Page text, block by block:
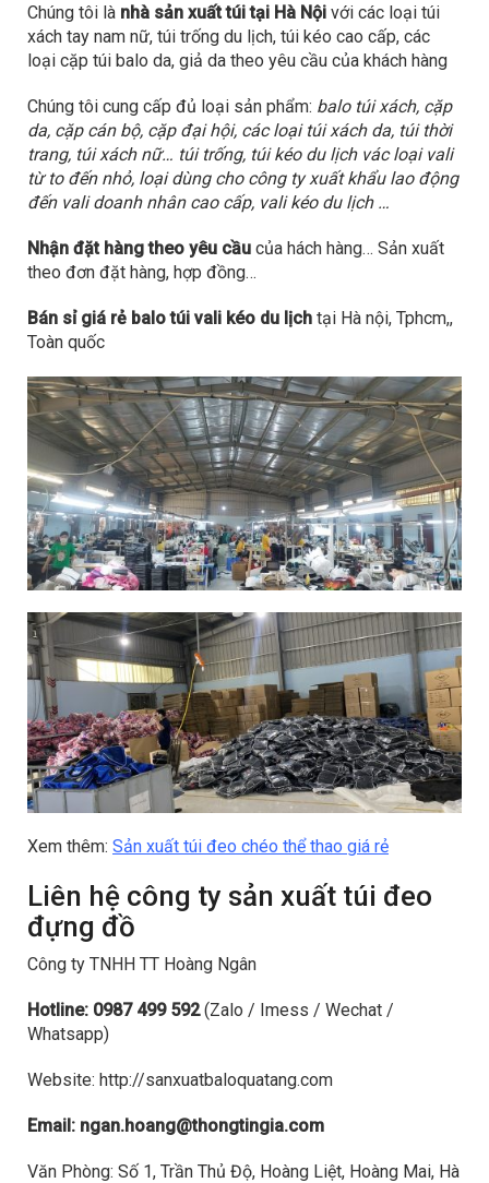
Chúng tôi là nhà sản xuất túi tại Hà Nội với các loại túi
xách tay nam nữ, túi trống du lịch, túi kéo cao cấp, các
loại cặp túi balo da, giả da theo yêu cầu của khách hàng
Chúng tôi cung cấp đủ loại sản phẩm: balo túi xách, cặp
da, cặp cán bộ, cặp đại hội, các loại túi xách da, túi thời
trang, túi xách nữ… túi trống, túi kéo du lịch vác loại vali
từ to đến nhỏ, loại dùng cho công ty xuất khẩu lao động
đến vali doanh nhân cao cấp, vali kéo du lịch …
Nhận đặt hàng theo yêu cầu của hách hàng… Sản xuất
theo đơn đặt hàng, hợp đồng…
Bán sỉ giá rẻ balo túi vali kéo du lịch tại Hà nội, Tphcm,,
Toàn quốc
Xem thêm: Sản xuất túi đeo chéo thể thao giá rẻ
Liên hệ công ty sản xuất túi đeo
đựng đồ
Công ty TNHH TT Hoàng Ngân
Hotline: 0987 499 592(Zalo / Imess / Wechat /
Whatsapp)
Website: http://sanxuatbaloquatang.com
Email: ngan.hoang@thongtingia.com
Văn Phòng: Số 1, Trần Thủ Độ, Hoàng Liệt, Hoàng Mai, Hà